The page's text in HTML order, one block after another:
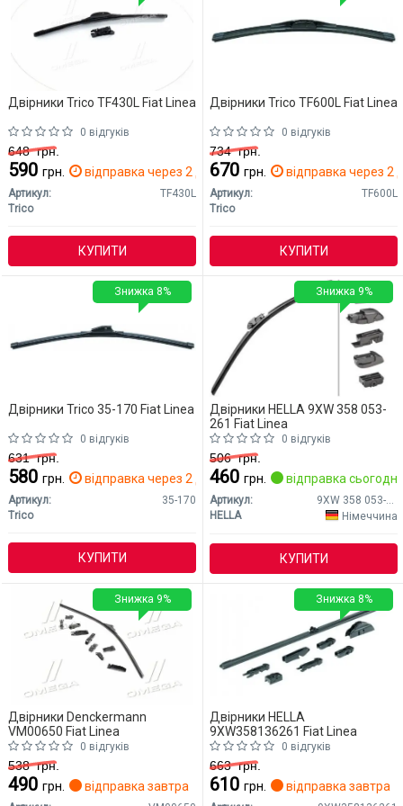
Двірники Trico TF430L Fiat Linea
0 відгуків
648грн.
590 грн. відправка через 2 дн.
Артикул:
TF430L
Trico
КУПИТИ
Двірники Trico TF600L Fiat Linea
0 відгуків
734грн.
670 грн. відправка через 2
Артикул:
TF600L
Trico
КУПИТИ
Двірники Trico 35-170 Fiat Linea
0 відгуків
631грн.
580 грн. відправка через 2 дн.
Артикул:
35-170
Trico
КУПИТИ
Знижка 8%
Двірники HELLA 9XW 358 053-
261 Fiat Linea
0 відгуків
506грн.
460 грн. відправка сьогодні
Артикул:
9XW 358 053-261
HELLA
Німеччина
КУПИТИ
Знижка 9%
Двірники Denckermann
VM00650 Fiat Linea
0 відгуків
538грн.
490 грн. відправка завтра
Знижка 9%
Двірники HELLA
9XW358136261 Fiat Linea
0 відгуків
663грн.
610 грн. відправка завтра
Знижка 8%